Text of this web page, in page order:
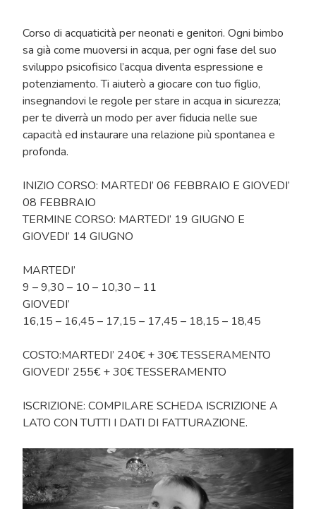
Corso di acquaticità per neonati e genitori. Ogni bimbo
sa già come muoversi in acqua, per ogni fase del suo
sviluppo psicofisico l’acqua diventa espressione e
potenziamento. Ti aiuterò a giocare con tuo figlio,
insegnandovi le regole per stare in acqua in sicurezza;
per te diverrà un modo per aver fiducia nelle sue
capacità ed instaurare una relazione più spontanea e
profonda.
INIZIO CORSO: MARTEDI’ 06 FEBBRAIO E GIOVEDI’
08 FEBBRAIO
TERMINE CORSO: MARTEDI’ 19 GIUGNO E
GIOVEDI’ 14 GIUGNO
MARTEDI’
9 – 9,30 – 10 – 10,30 – 11
GIOVEDI’
16,15 – 16,45 – 17,15 – 17,45 – 18,15 – 18,45
COSTO:MARTEDI’ 240€ + 30€ TESSERAMENTO
GIOVEDI’ 255€ + 30€ TESSERAMENTO
ISCRIZIONE: COMPILARE SCHEDA ISCRIZIONE A
LATO CON TUTTI I DATI DI FATTURAZIONE.